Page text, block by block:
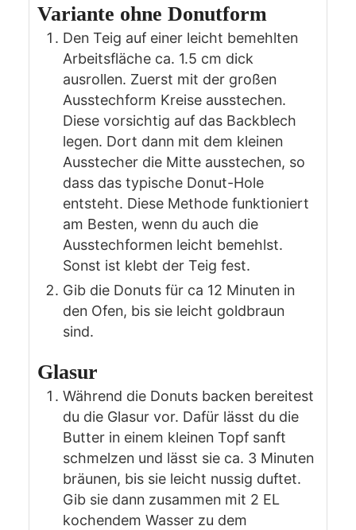
Variante ohne Donutform
Den Teig auf einer leicht bemehlten
Arbeitsfläche ca. 1.5 cm dick
ausrollen. Zuerst mit der großen
Ausstechform Kreise ausstechen.
Diese vorsichtig auf das Backblech
legen. Dort dann mit dem kleinen
Ausstecher die Mitte ausstechen, so
dass das typische Donut-Hole
entsteht. Diese Methode funktioniert
am Besten, wenn du auch die
Ausstechformen leicht bemehlst.
Sonst ist klebt der Teig fest.
Gib die Donuts für ca 12 Minuten in
den Ofen, bis sie leicht goldbraun
sind.
Glasur
Während die Donuts backen bereitest
du die Glasur vor. Dafür lässt du die
Butter in einem kleinen Topf sanft
schmelzen und lässt sie ca. 3 Minuten
bräunen, bis sie leicht nussig duftet.
Gib sie dann zusammen mit 2 EL
kochendem Wasser zu dem